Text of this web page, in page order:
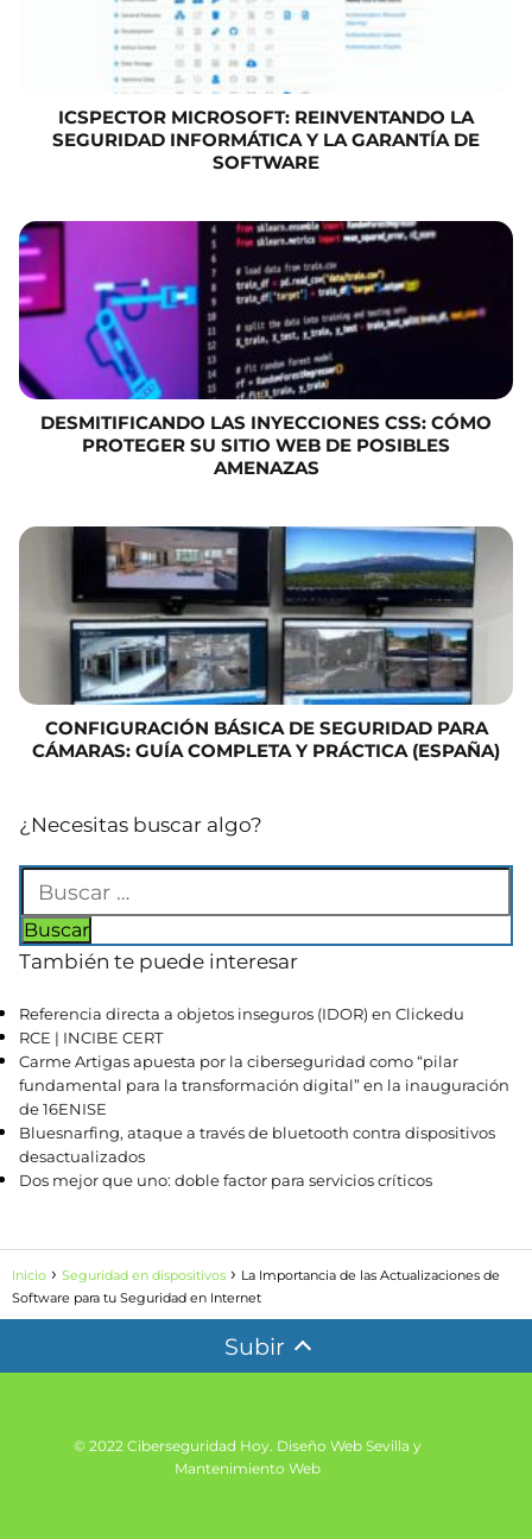
ICSPECTOR MICROSOFT: REINVENTANDO LA
SEGURIDAD INFORMÁTICA Y LA GARANTÍA DE
SOFTWARE
DESMITIFICANDO LAS INYECCIONES CSS: CÓMO
PROTEGER SU SITIO WEB DE POSIBLES
AMENAZAS
CONFIGURACIÓN BÁSICA DE SEGURIDAD PARA
CÁMARAS: GUÍA COMPLETA Y PRÁCTICA (ESPAÑA)
¿Necesitas buscar algo?
También te puede interesar
Referencia directa a objetos inseguros (IDOR) en Clickedu
RCE | INCIBE CERT
Carme Artigas apuesta por la ciberseguridad como “pilar
fundamental para la transformación digital” en la inauguración
de 16ENISE
Bluesnarfing, ataque a través de bluetooth contra dispositivos
desactualizados
Dos mejor que uno: doble factor para servicios críticos
Inicio Seguridad en dispositivos
La Importancia de las Actualizaciones de
Software para tu Seguridad en Internet
Subir
© 2022 Ciberseguridad Hoy. Diseño Web Sevilla y
Mantenimiento Web